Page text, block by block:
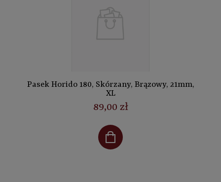
Pasek Horido 180, Skórzany, Brązowy, 21mm,
XL
89,00 zł